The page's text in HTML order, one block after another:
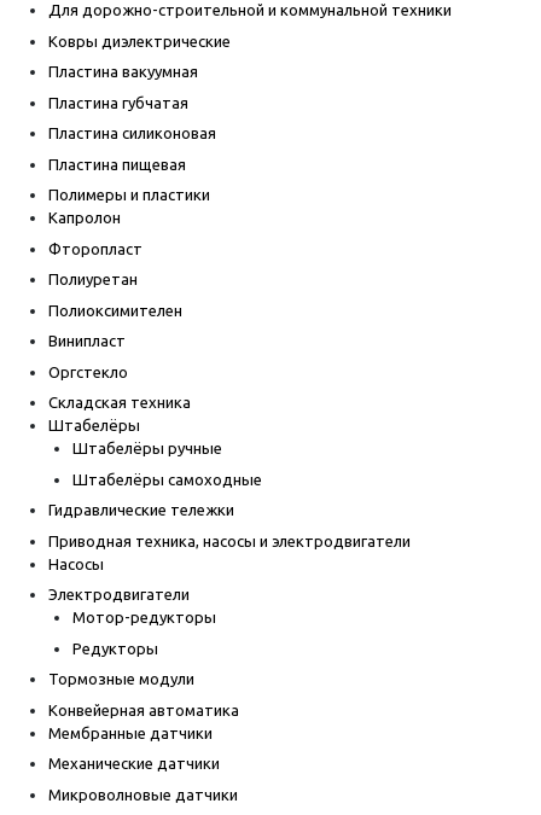
Для дорожно-строительной и коммунальной техники
Ковры диэлектрические
Пластина вакуумная
Пластина губчатая
Пластина силиконовая
Пластина пищевая
Полимеры и пластики
Капролон
Фторопласт
Полиуретан
Полиоксимителен
Винипласт
Оргстекло
Складская техника
Штабелёры
Штабелёры ручные
Штабелёры самоходные
Гидравлические тележки
Приводная техника, насосы и электродвигатели
Насосы
Электродвигатели
Мотор-редукторы
Редукторы
Тормозные модули
Конвейерная автоматика
Мембранные датчики
Механические датчики
Микроволновые датчики